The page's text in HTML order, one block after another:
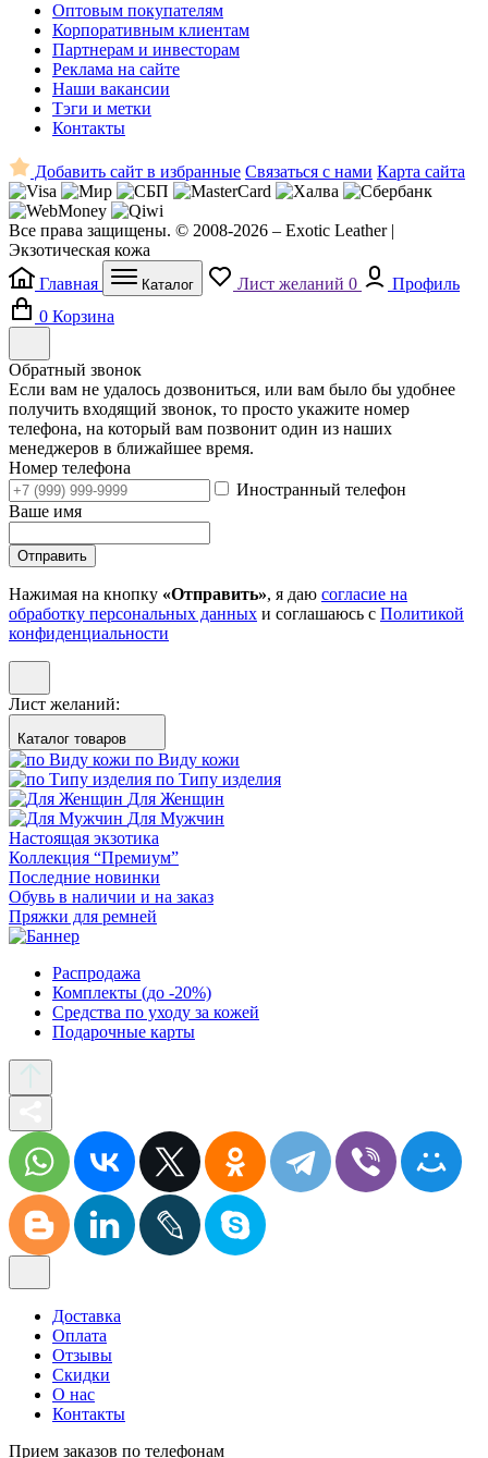
Оптовым покупателям
Корпоративным клиентам
Партнерам и инвесторам
Реклама на сайте
Наши вакансии
Тэги и метки
Контакты
Добавить сайт в избранные Связаться с нами Карта сайта
Все права защищены. © 2008-2026 – Exotic Leather |
Экзотическая кожа
Главная
Каталог Лист желаний 0
Профиль
0 Корзина
Обратный звонок
Если вам не удалось дозвониться, или вам было бы удобнее
получить входящий звонок, то просто укажите номер
телефона, на который вам позвонит один из наших
менеджеров в ближайшее время.
Номер телефона
Иностранный телефон
Ваше имя
Отправить
Нажимая на кнопку «Отправить», я даю согласие на
обработку персональных данных и соглашаюсь с Политикой
конфиденциальности
Лист желаний:
Каталог товаров
по Виду кожи
по Типу изделия
Для Женщин
Для Мужчин
Настоящая экзотика
Коллекция “Премиум”
Последние новинки
Обувь в наличии и на заказ
Пряжки для ремней
Распродажа
Комплекты (до -20%)
Средства по уходу за кожей
Подарочные карты
Доставка
Оплата
Отзывы
Скидки
О нас
Контакты
Прием заказов по телефонам